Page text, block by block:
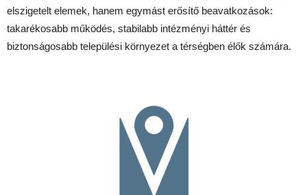
elszigetelt elemek, hanem egymást erősítő beavatkozások:
takarékosabb működés, stabilabb intézményi háttér és
biztonságosabb települési környezet a térségben élők számára.